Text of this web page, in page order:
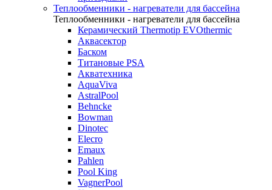
Теплообменники - нагреватели для бассейна
Теплообменники - нагреватели для бассейна
Керамический Thermotip EVOthermic
Аквасектор
Баском
Титановые PSA
Акватехника
AquaViva
AstralPool
Behncke
Bowman
Dinotec
Elecro
Emaux
Pahlen
Pool King
VagnerPool